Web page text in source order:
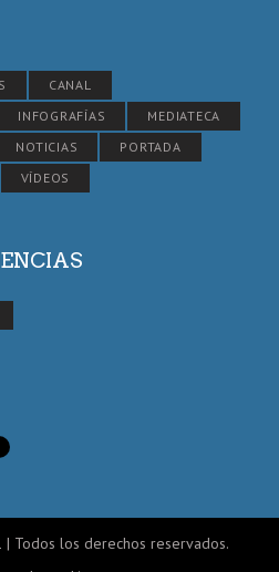
CANAL
INFOGRAFÍAS
MEDIATECA
NOTICIAS
PORTADA
VÍDEOS
Todos los derechos reservados.